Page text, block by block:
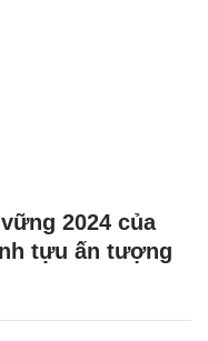
2024 của
tựu ấn tượng